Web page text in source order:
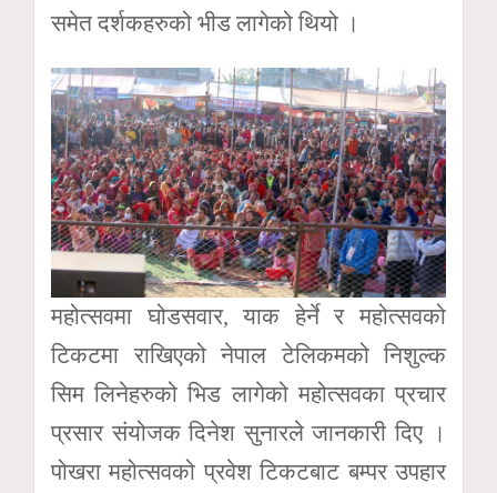
समेत दर्शकहरुको भीड लागेको थियो ।
महोत्सवमा घोडसवार, याक हेर्ने र महोत्सवको
टिकटमा राखिएको नेपाल टेलिकमको निशुल्क
सिम लिनेहरुको भिड लागेको महोत्सवका प्रचार
प्रसार संयोजक दिनेश सुनारले जानकारी दिए ।
पोखरा महोत्सवको प्रवेश टिकटबाट बम्पर उपहार